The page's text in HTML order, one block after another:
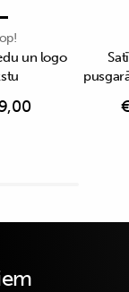
un logo